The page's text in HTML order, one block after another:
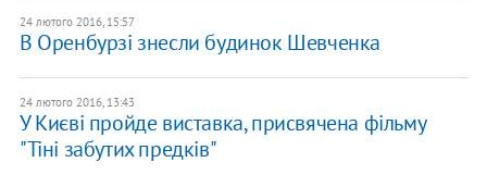
24 лютого 2016, 15:57
В Оренбурзі знесли будинок Шевченка
24 лютого 2016, 13:43
У Києві пройде виставка, присвячена фільму
"Тіні забутих предків"